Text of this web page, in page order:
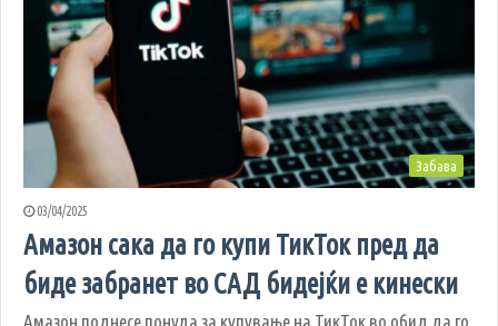
Забава
03/04/2025
Амазон сака да го купи ТикТок пред да
биде забранет во САД бидејќи е кинески
​Амазон поднесе понуда за купување на ТикТок во обид да го